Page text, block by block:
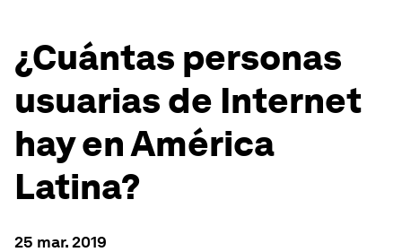
¿Cuántas personas
usuarias de Internet
hay en América
Latina?
25 mar. 2019